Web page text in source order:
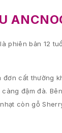
phiên bản 12
cất thường
đậm đà.
còn gỗ